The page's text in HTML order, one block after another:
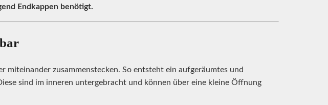
Endkappen benötigt.
miteinander zusammenstecken. So entsteht ein aufgeräumtes und
sind im inneren untergebracht und können über eine kleine Öffnung